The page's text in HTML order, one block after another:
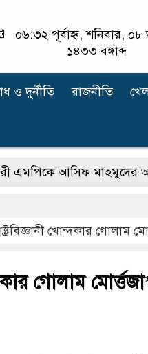
০৬:৩২ পূর্বাহ্ন, শনিবার,
১৪৩৩ বঙ্গাব্দ
‍ও দুর্নীতি রাজনীতি
আসিফ মাহমুদের আইনি
খোন্দকার গোলাম
গোলাম